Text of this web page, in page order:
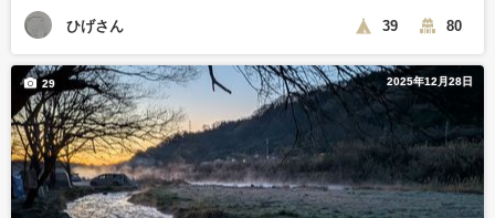
ひげさん 39 80
2025年12月28日
29